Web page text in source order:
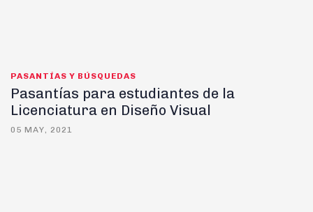
PASANTÍAS Y BÚSQUEDAS
Pasantías para estudiantes de la
Licenciatura en Diseño Visual
05 MAY, 2021